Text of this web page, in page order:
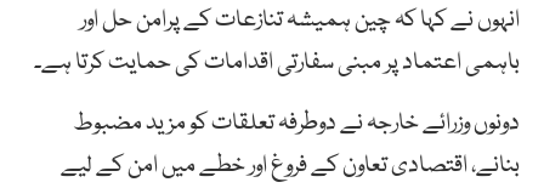
انہوں نے کہا کہ چین ہمیشہ تنازعات کے پرامن حل اور
باہمی اعتماد پر مبنی سفارتی اقدامات کی حمایت کرتا ہے۔
دونوں وزرائے خارجہ نے دوطرفہ تعلقات کو مزید مضبوط
بنانے، اقتصادی تعاون کے فروغ اور خطے میں امن کے لیے